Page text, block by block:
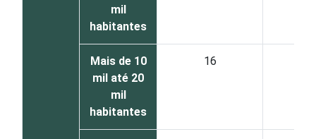
mil
habitantes
Mais de 10
mil até 20
mil
habitantes
16